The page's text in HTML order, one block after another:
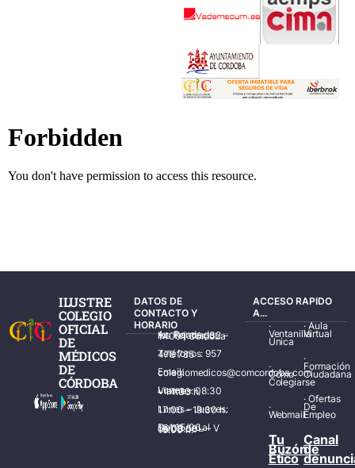
ILUSTRE
COLEGIO
OFICIAL
DE
MÉDICOS
DE
CÓRDOBA
DATOS DE
CONTACTO Y
HORARIO
Av. Ronda de los Tejares, 32 – 14001 Córdoba
Teléfonos: 957 478 785
Email: colegiomedicos@comcordoba.com
Lunes – Viernes: 08:30 – 14:30 h.
Lunes – Jueves: 17:00 – 19:30 h.
Del 15/06 al 15/09 de L – V de 08:00 – 15:00 h.
ACCESO RAPIDO
A...
·
Ventanilla
Única
·
Cómo
Colegiarse
·
Webmail
·Aula
Virtual
·
Formación
Ciudadana
·Ofertas
De
Empleo
Tu
Buzón
Ético
Canal
de